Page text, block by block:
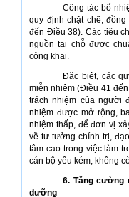
Công tác bổ
quy định chặt chẽ,
đến Điều 38). Các tiêu
nguồn tại chỗ được
công khai.
Đặc biệt, các
miễn nhiệm (Điều 41
trách nhiệm của người
nhiệm được mở rộng,
nhiệm thấp, để đơn vị
về tư tưởng chính trị,
tâm cao trong việc làm
cán bộ yếu kém, không
6. Tăng cường
dưỡng